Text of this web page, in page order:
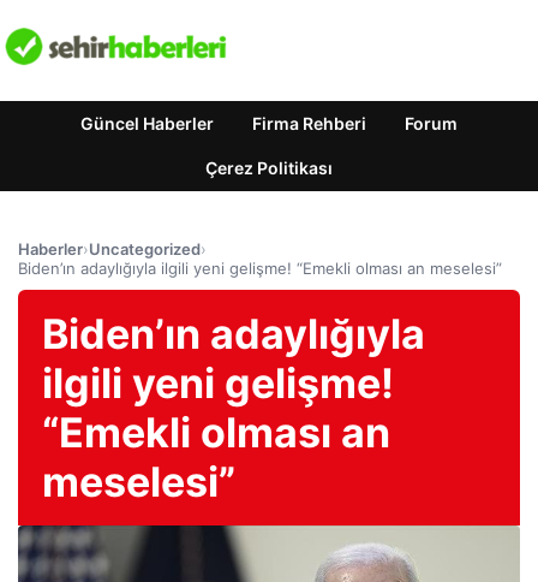
Güncel Haberler Firma Rehberi Forum
Çerez Politikası
Haberler›Uncategorized›
Biden’ın adaylığıyla ilgili yeni gelişme! “Emekli olması an meselesi”
Biden’ın adaylığıyla
ilgili yeni gelişme!
“Emekli olması an
meselesi”